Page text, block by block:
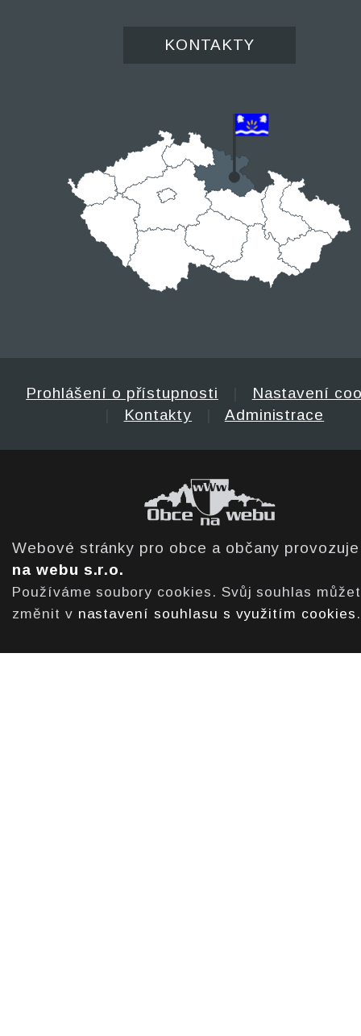
KONTAKTY
Prohlášení o přístupnosti
Nastavení
Kontakty Administrace
Webové stránky pro obce a občany
na webu s.r.o.
Používáme soubory cookies. Svůj souhlas
změnit v nastavení souhlasu s využitím cookies .